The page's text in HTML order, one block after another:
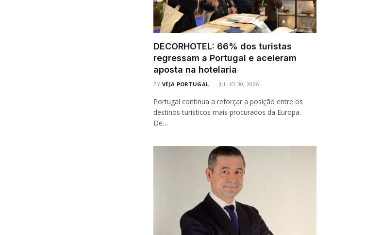
DECORHOTEL: 66% dos turistas
regressam a Portugal e aceleram
aposta na hotelaria
BY VEJA PORTUGAL JULHO 30, 2026
Portugal continua a reforçar a posição entre os
destinos turísticos mais procurados da Europa.
De…